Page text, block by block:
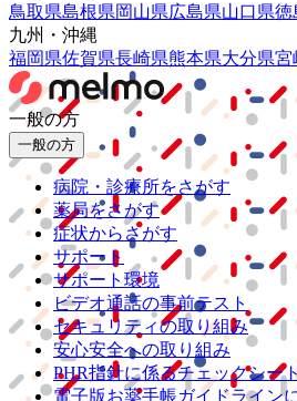
鳥取県島根県岡山県広島県山口県徳
九州・沖縄
福岡県佐賀県長崎県熊本県大分県宮
一般の方
一般の方
病院・診療所をさがす
薬局をさがす
症状からさがす
サポート
サポート環境
ビデオ通話の事前テスト
セキュリティの取り組み
安心安全への取り組み
PHR指針に係るチェックシー
電子版お薬手帳ガイドライン